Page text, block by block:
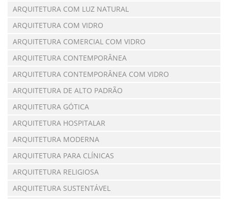
ARQUITETURA COM LUZ NATURAL
ARQUITETURA COM VIDRO
ARQUITETURA COMERCIAL COM VIDRO
ARQUITETURA CONTEMPORÂNEA
ARQUITETURA CONTEMPORÂNEA COM VIDRO
ARQUITETURA DE ALTO PADRÃO
ARQUITETURA GÓTICA
ARQUITETURA HOSPITALAR
ARQUITETURA MODERNA
ARQUITETURA PARA CLÍNICAS
ARQUITETURA RELIGIOSA
ARQUITETURA SUSTENTÁVEL